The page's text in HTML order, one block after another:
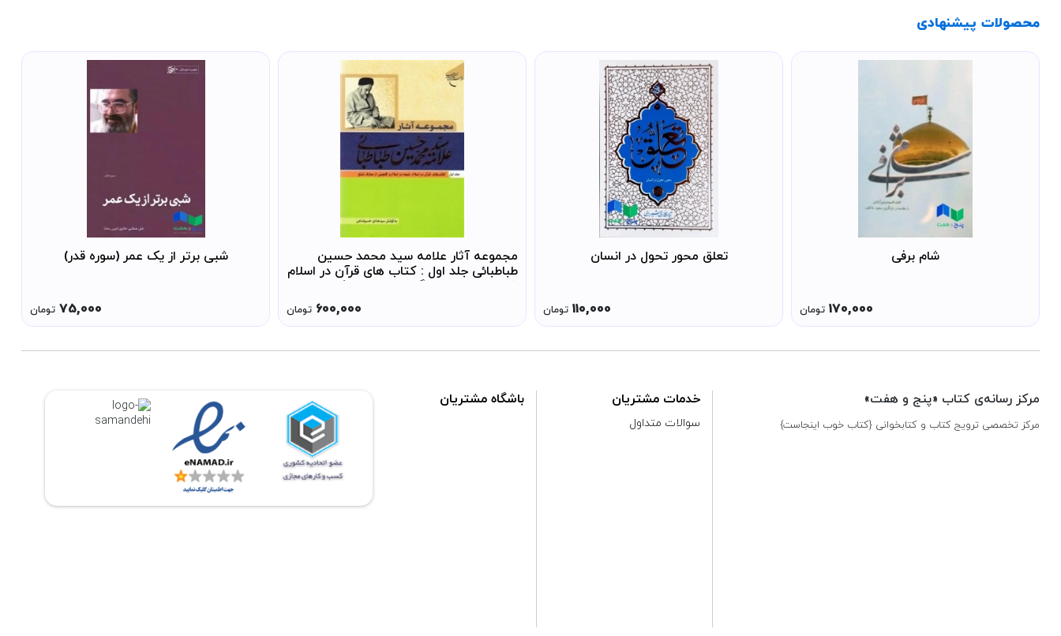
محصولات پیشنهادی
شام برفی
170,000 تومان
تعلق محور تحول در انسان
110,000 تومان
مجموعه آثار علامه سید محمد حسین
طباطبائی جلد اول : کتاب های قرآن در اسلام
شیعه در اسلام و گلچینی از معارف تشیع
600,000 تومان
شبی برتر از یک عمر (سوره قدر)
75,000 تومان
مرکز رسانه‌ی کتاب «پنج و هفت»
مرکز تخصصی ترویج کتاب و کتابخوانی {کتاب خوب اینجاست}
خدمات مشتریان
سوالات متداول
باشگاه مشتریان